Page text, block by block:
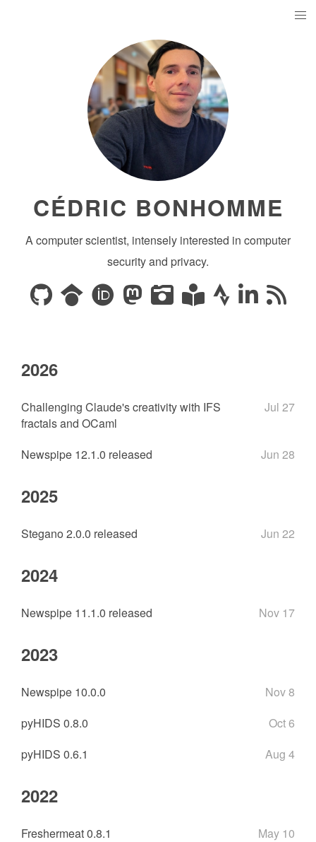
CÉDRIC BONHOMME
A computer scientist, intensely interested in computer
security and privacy.
2026
Challenging Claude's creativity with IFS
fractals and OCaml
Jul 27
Newspipe 12.1.0 released Jun 28
2025
Stegano 2.0.0 released Jun 22
2024
Newspipe 11.1.0 released Nov 17
2023
Newspipe 10.0.0
Nov 8
pyHIDS 0.8.0
Oct 6
pyHIDS 0.6.1
Aug 4
2022
Freshermeat 0.8.1
May 10